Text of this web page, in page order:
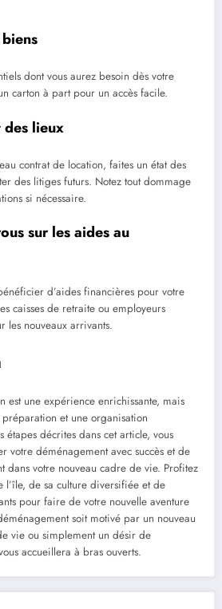
dont vous aurez besoin dès votre
carton à part pour un accès facile.
des lieux
contrat de location, faites un état des
des litiges futurs. Notez tout dommage
si nécessaire.
sur les aides au
d’aides financières pour votre
caisses de retraite ou employeurs
les nouveaux arrivants.
est une expérience enrichissante, mais
et une organisation
étapes décrites dans cet article, vous
votre déménagement avec succès et de
dans votre nouveau cadre de vie. Profitez
l’île, de sa culture diversifiée et de
pour faire de votre nouvelle aventure
soit motivé par un nouveau
vie ou simplement un désir de
accueillera à bras ouverts.